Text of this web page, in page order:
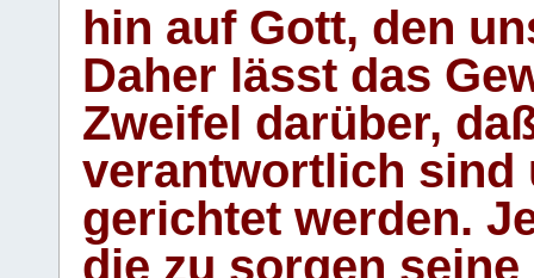
hin auf Gott, den
Daher lässt das
Zweifel darüber,
verantwortlich sind
gerichtet werden.
die zu sorgen